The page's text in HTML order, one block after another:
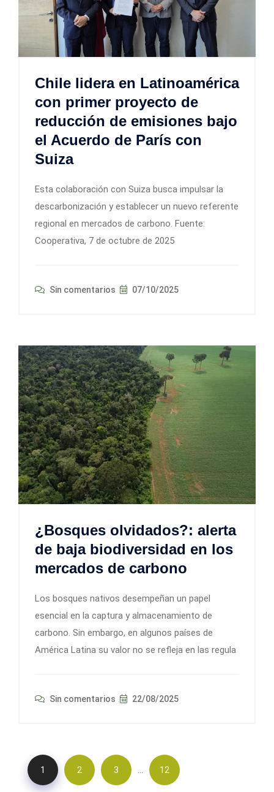
Chile lidera en Latinoamérica
con primer proyecto de
reducción de emisiones bajo
el Acuerdo de París con
Suiza
Esta colaboración con Suiza busca impulsar la
descarbonización y establecer un nuevo referente
regional en mercados de carbono. Fuente:
Cooperativa, 7 de octubre de 2025
Sin comentarios 07/10/2025
¿Bosques olvidados?: alerta
de baja biodiversidad en los
mercados de carbono
Los bosques nativos desempeñan un papel
esencial en la captura y almacenamiento de
carbono. Sin embargo, en algunos países de
América Latina su valor no se refleja en las regula
Sin comentarios 22/08/2025
1 2 3 … 12